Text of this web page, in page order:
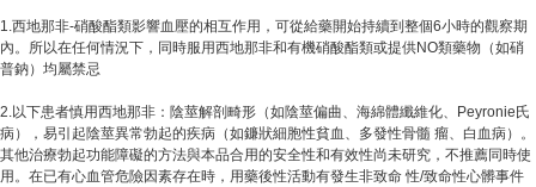
1.西地那非-硝酸酯類影響血壓的相互作用，可從給藥開始持續到整個6小時的觀察期
內。所以在任何情況下，同時服用西地那非和有機硝酸酯類或提供NO類藥物（如硝
普鈉）均屬禁忌
2.以下患者慎用西地那非：陰莖解剖畸形（如陰莖偏曲、海綿體纖維化、Peyronie氏
病），易引起陰莖異常勃起的疾病（如鐮狀細胞性貧血、多發性骨髓 瘤、白血病）。
其他治療勃起功能障礙的方法與本品合用的安全性和有效性尚未研究，不推薦同時使
用。在已有心血管危險因素存在時，用藥後性活動有發生非致命 性/致命性心髒事件